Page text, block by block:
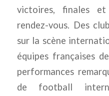
victoires, finales
rendez-vous. Des
sur la scène
équipes françaises
performances
de football